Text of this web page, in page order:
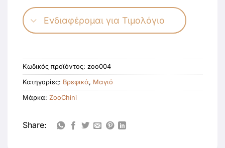
Ενδιαφέρομαι για Τιμολόγιο
Κωδικός προϊόντος: zoo004
Κατηγορίες: Βρεφικά, Μαγιό
Μάρκα: ΖοοChini
Share: